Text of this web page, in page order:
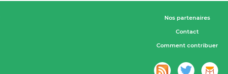
Nos partenaires
Contact
Comment contribuer